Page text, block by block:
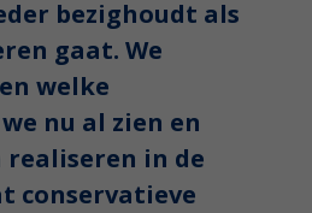
bezighoudt als
gaat. We
welke
nu al zien en
in de
conservatieve